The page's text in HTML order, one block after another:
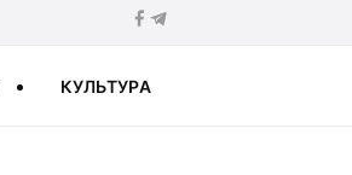
КУЛЬТУРА